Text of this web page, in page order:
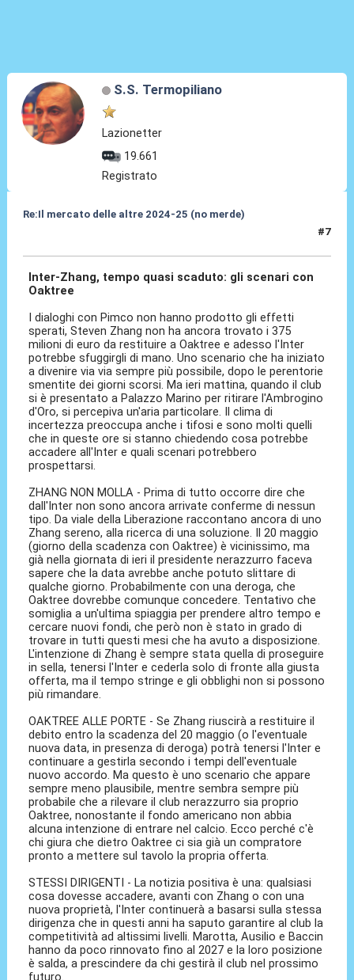
S.S. Termopiliano
Lazionetter
19.661
Registrato
Re:Il mercato delle altre 2024-25 (no merde)
#7
Inter-Zhang, tempo quasi scaduto: gli scenari con
Oaktree
I dialoghi con Pimco non hanno prodotto gli effetti
sperati, Steven Zhang non ha ancora trovato i 375
milioni di euro da restituire a Oaktree e adesso l'Inter
potrebbe sfuggirgli di mano. Uno scenario che ha iniziato
a divenire via via sempre più possibile, dopo le perentorie
smentite dei giorni scorsi. Ma ieri mattina, quando il club
si è presentato a Palazzo Marino per ritirare l'Ambrogino
d'Oro, si percepiva un'aria particolare. Il clima di
incertezza preoccupa anche i tifosi e sono molti quelli
che in queste ore si stanno chiedendo cosa potrebbe
accadere all'Inter e quali scenari potrebbero
prospettarsi.
ZHANG NON MOLLA - Prima di tutto occorre dire che
dall'Inter non sono ancora arrivate conferme di nessun
tipo. Da viale della Liberazione raccontano ancora di uno
Zhang sereno, alla ricerca di una soluzione. Il 20 maggio
(giorno della scadenza con Oaktree) è vicinissimo, ma
già nella giornata di ieri il presidente nerazzurro faceva
sapere che la data avrebbe anche potuto slittare di
qualche giorno. Probabilmente con una deroga, che
Oaktree dovrebbe comunque concedere. Tentativo che
somiglia a un'ultima spiaggia per prendere altro tempo e
cercare nuovi fondi, che però non è stato in grado di
trovare in tutti questi mesi che ha avuto a disposizione.
L'intenzione di Zhang è sempre stata quella di proseguire
in sella, tenersi l'Inter e cederla solo di fronte alla giusta
offerta, ma il tempo stringe e gli obblighi non si possono
più rimandare.
OAKTREE ALLE PORTE - Se Zhang riuscirà a restituire il
debito entro la scadenza del 20 maggio (o l'eventuale
nuova data, in presenza di deroga) potrà tenersi l'Inter e
continuare a gestirla secondo i tempi dell'eventuale
nuovo accordo. Ma questo è uno scenario che appare
sempre meno plausibile, mentre sembra sempre più
probabile che a rilevare il club nerazzurro sia proprio
Oaktree, nonostante il fondo americano non abbia
alcuna intenzione di entrare nel calcio. Ecco perché c'è
chi giura che dietro Oaktree ci sia già un compratore
pronto a mettere sul tavolo la propria offerta.
STESSI DIRIGENTI - La notizia positiva è una: qualsiasi
cosa dovesse accadere, avanti con Zhang o con una
nuova proprietà, l'Inter continuerà a basarsi sulla stessa
dirigenza che in questi anni ha saputo garantire al club la
competitività ad altissimi livelli. Marotta, Ausilio e Baccin
hanno da poco rinnovato fino al 2027 e la loro posizione
è salda, a prescindere da chi gestirà il club nel prossimo
futuro.